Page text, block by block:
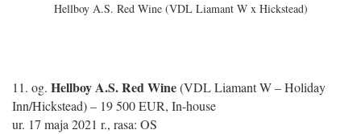
Hellboy A.S. Red Wine (VDL Liamant W x Hickstead)
11. og. Hellboy A.S. Red Wine(VDL Liamant W – Holiday
Inn/Hickstead) – 19 500 EUR, In-house
ur. 17 maja 2021 r., rasa: OS